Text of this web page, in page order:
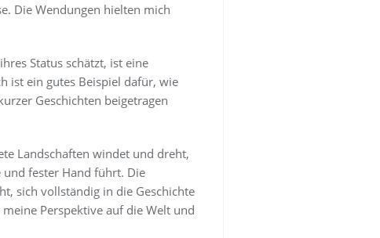
Die Wendungen hielten mich
Status schätzt, ist eine
ist ein gutes Beispiel dafür, wie
Geschichten beigetragen
Landschaften windet und dreht,
fester Hand führt. Die
sich vollständig in die Geschichte
Perspektive auf die Welt und